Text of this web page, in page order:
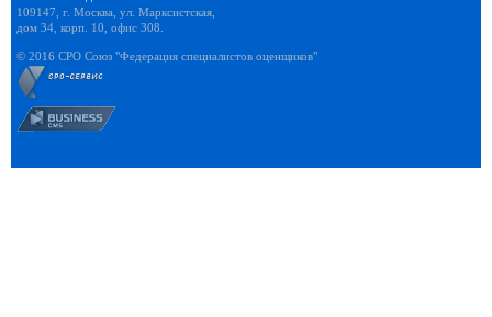
109147, г. Москва, ул. Марксистская,
дом 34, корп. 10, офис 308.
© 2016 СРО Союз "Федерация специалистов оценщиков"